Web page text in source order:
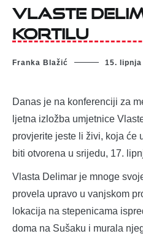
Vlaste
Kortilu
Franka Blažić 15. lipnja
Danas je na konferenciji za
ljetna izložba umjetnice
provjerite jeste li živi, koja će
biti otvorena u srijedu, 17.
Vlasta Delimar je mnoge
provela upravo u vanjskom
lokacija na stepenicama
doma na Sušaku i murala